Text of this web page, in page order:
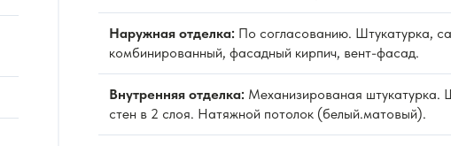
Наружная отделка: По согласованию. Штукатурка,
комбинированный, фасадный кирпич, вент-фасад.
Внутренняя отделка: Механизированая штукатурка.
стен в 2 слоя. Натяжной потолок (белый.матовый).